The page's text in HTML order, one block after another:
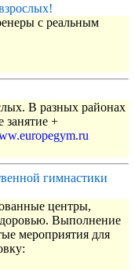
с реальным
В разных районах
занятие +
гимнастики
центры,
Выполнение
мероприятия для